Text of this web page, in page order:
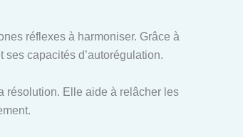
réflexes à harmoniser. Grâce à
capacités d’autorégulation.
résolution. Elle aide à relâcher les